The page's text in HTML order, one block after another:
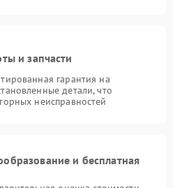
и запчасти
гарантия на
детали, что
неисправностей
и бесплатная